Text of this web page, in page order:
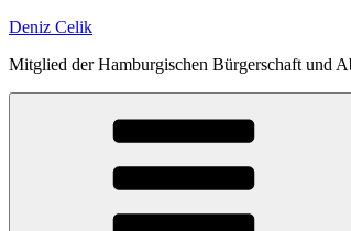
Zum
springen
Deniz Celik
Mitglied der Hamburgischen Bürgerschaft und